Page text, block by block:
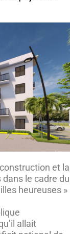
et la
le cadre du
heureuses »
allait